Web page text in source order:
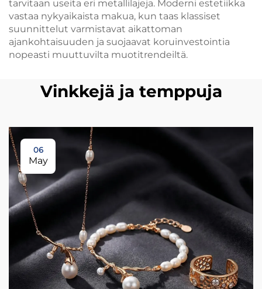
tarvitaan useita eri metallilajeja. Moderni estetiikka
vastaa nykyaikaista makua, kun taas klassiset
suunnittelut varmistavat aikattoman
ajankohtaisuuden ja suojaavat koruinvestointia
nopeasti muuttuvilta muotitrendeiltä.
Vinkkejä ja temppuja
06
May